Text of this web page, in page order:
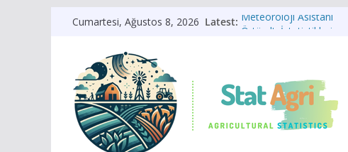
Cumartesi, Ağustos 8, 2026 Latest: Meteoroloji Asistanı
Sulama Sistemi Seçim